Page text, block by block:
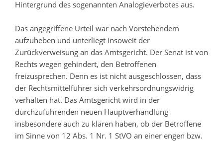
Hintergrund des sogenannten Analogieverbotes aus.
Das angegriffene Urteil war nach Vorstehendem
aufzuheben und unterliegt insoweit der
Zurückverweisung an das Amtsgericht. Der Senat ist von
Rechts wegen gehindert, den Betroffenen
freizusprechen. Denn es ist nicht ausgeschlossen, dass
der Rechtsmittelführer sich verkehrsordnungswidrig
verhalten hat. Das Amtsgericht wird in der
durchzuführenden neuen Hauptverhandlung
insbesondere auch zu klären haben, ob der Betroffene
im Sinne von 12 Abs. 1 Nr. 1 StVO an einer engen bzw.